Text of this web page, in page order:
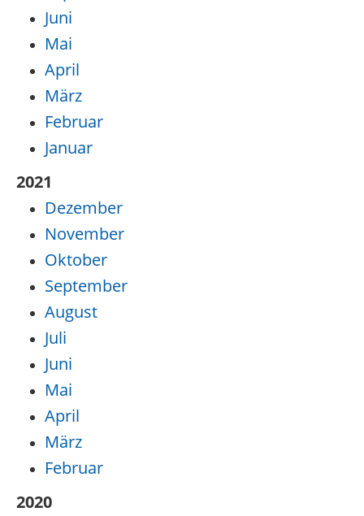
Juni
Mai
April
März
Februar
Januar
2021
Dezember
November
Oktober
September
August
Juli
Juni
Mai
April
März
Februar
2020